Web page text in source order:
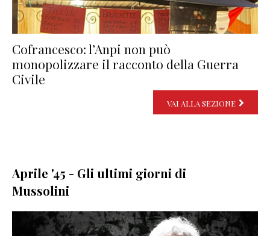
Cofrancesco: l’Anpi non può
monopolizzare il racconto della Guerra
Civile
VAI ALLA SEZIONE
Aprile '45 - Gli ultimi giorni di
Mussolini